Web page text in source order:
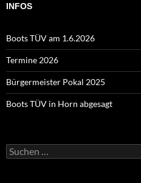
INFOS
Boots TÜV am 1.6.2026
Termine 2026
Bürgermeister Pokal 2025
Boots TÜV in Horn abgesagt
Suchen
nach: